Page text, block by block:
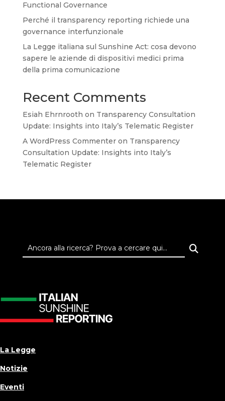
Functional Governance
Perché il transparency reporting richiede una
governance interfunzionale
La Legge italiana sul Sunshine Act: cosa devono
sapere le aziende di dispositivi medici prima
della prima comunicazione
Recent Comments
Esiah Ehrnrooth on Transparency Consultation
Update: Insights into Italy’s Telematic Register
A WordPress Commenteron Transparency
Consultation Update: Insights into Italy’s
Telematic Register
La Legge
Notizie
Eventi